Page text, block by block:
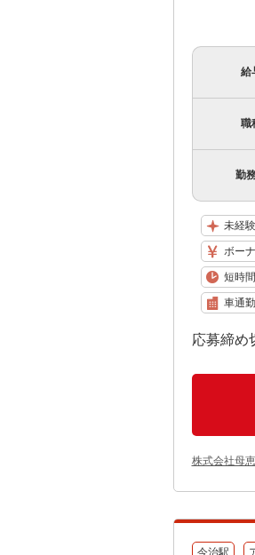
給
職
勤
未経
ボー
短時
車通
応募締め
株式会社母
今治駅